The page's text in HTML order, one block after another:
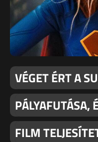
VÉGET ÉRT A
PÁLYAFUTÁSA,
FILM